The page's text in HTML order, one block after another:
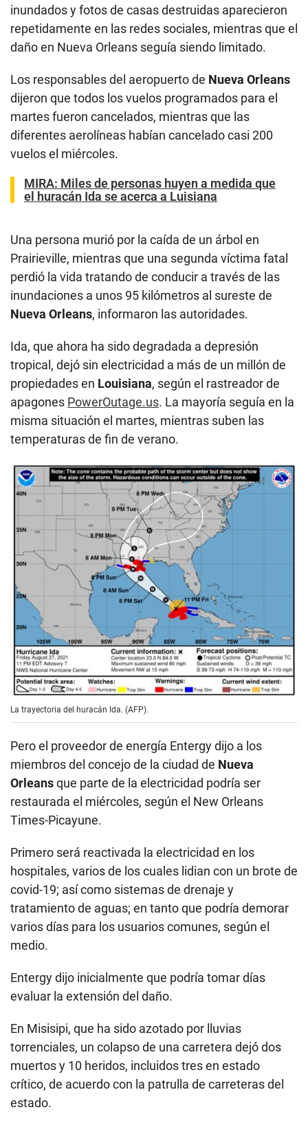
inundados y fotos de casas destruidas aparecieron
repetidamente en las redes sociales, mientras que el
daño en Nueva Orleans seguía siendo limitado.
Los responsables del aeropuerto de Nueva Orleans
dijeron que todos los vuelos programados para el
martes fueron cancelados, mientras que las
diferentes aerolíneas habían cancelado casi 200
vuelos el miércoles.
MIRA: Miles de personas huyen a medida que
el huracán Ida se acerca a Luisiana
Una persona murió por la caída de un árbol en
Prairieville, mientras que una segunda víctima fatal
perdió la vida tratando de conducir a través de las
inundaciones a unos 95 kilómetros al sureste de
Nueva Orleans, informaron las autoridades.
Ida, que ahora ha sido degradada a depresión
tropical, dejó sin electricidad a más de un millón de
propiedades en Louisiana, según el rastreador de
apagones PowerOutage.us. La mayoría seguía en la
misma situación el martes, mientras suben las
temperaturas de fin de verano.
La trayectoria del huracán Ida. (AFP).
Pero el proveedor de energía Entergy dijo a los
miembros del concejo de la ciudad de Nueva
Orleansque parte de la electricidad podría ser
restaurada el miércoles, según el New Orleans
Times-Picayune.
Primero será reactivada la electricidad en los
hospitales, varios de los cuales lidian con un brote de
covid-19; así como sistemas de drenaje y
tratamiento de aguas; en tanto que podría demorar
varios días para los usuarios comunes, según el
medio.
Entergy dijo inicialmente que podría tomar días
evaluar la extensión del daño.
En Misisipi, que ha sido azotado por lluvias
torrenciales, un colapso de una carretera dejó dos
muertos y 10 heridos, incluidos tres en estado
crítico, de acuerdo con la patrulla de carreteras del
estado.